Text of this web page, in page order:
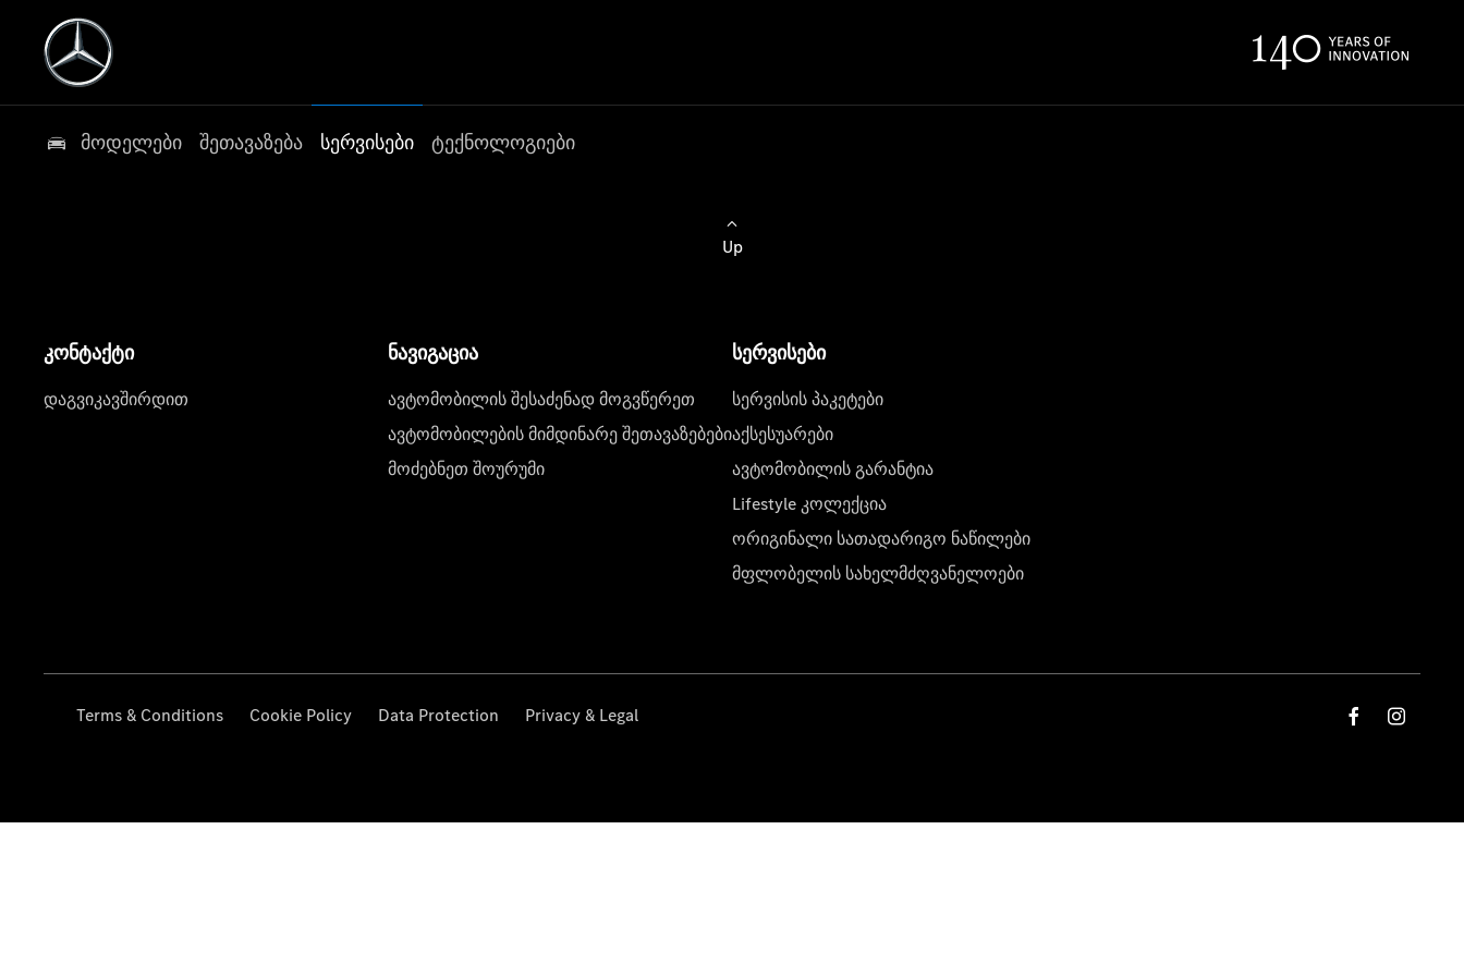
მოდელები შეთავაზება სერვისები ტექნოლოგიები
Up
კონტაქტი
დაგვიკავშირდით
ნავიგაცია
ავტომობილის შესაძენად მოგვწერეთ
ავტომობილების მიმდინარე შეთავაზებები
მოძებნეთ შოურუმი
სერვისები
სერვისის პაკეტები
აქსესუარები
ავტომობილის გარანტია
Lifestyle კოლექცია
ორიგინალი სათადარიგო ნაწილები
მფლობელის სახელმძღვანელოები
Terms & Conditions Cookie Policy Data Protection Privacy & Legal